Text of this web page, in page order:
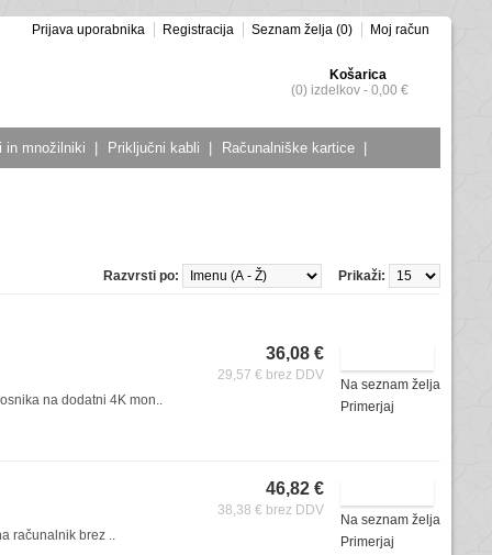
Košarica
(0) izdelkov - 0,00 €
Prijava uporabnika Registracija Seznam želja (0) Moj račun
in množilniki Priključni kabli Računalniške kartice
Prikaži:
Razvrsti po:
Na seznam želja
Primerjaj
36,08 €
29,57 € brez DDV
na dodatni 4K mon..
Na seznam želja
Primerjaj
46,82 €
38,38 € brez DDV
računalnik brez ..